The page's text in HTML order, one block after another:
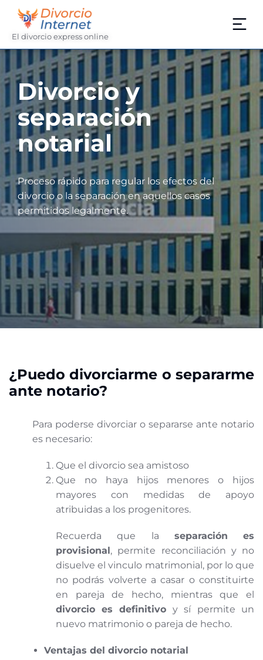
El divorcio express online
Divorcio y
separación
notarial
Proceso rápido para regular los efectos del
divorcio o la separación en aquellos casos
permitidos legalmente.
¿Puedo divorciarme o separarme
ante notario?
Para poderse divorciar o separarse ante notario
es necesario:
Que el divorcio sea amistoso
Que no haya hijos menores o hijos
mayores con medidas de apoyo
atribuidas a los progenitores.
Recuerda que la separación
es
provisional, permite reconciliación y no
disuelve el vinculo matrimonial, por lo que
no podrás volverte a casar o constituirte
en pareja de hecho, mientras que el
divorcio es definitivo y sí permite un
nuevo matrimonio o pareja de hecho.
Ventajas del divorcio notarial